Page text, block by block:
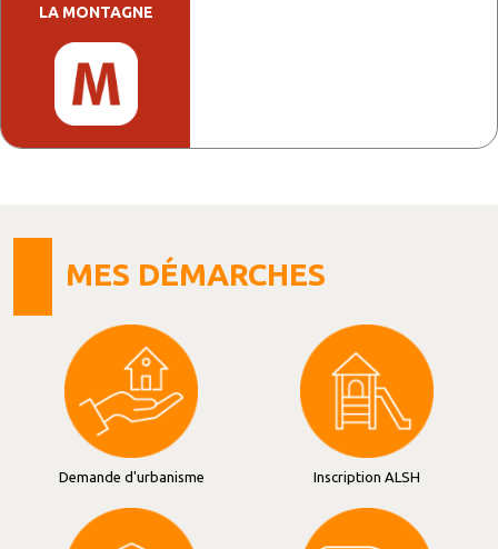
LA MONTAGNE
MES DÉMARCHES
Demande d'urbanisme Inscription ALSH